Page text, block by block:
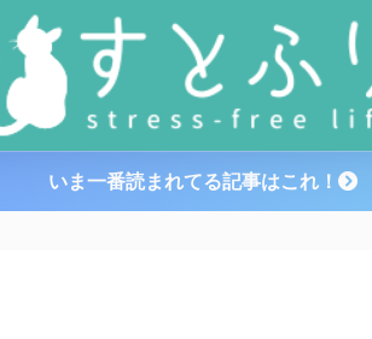
いま一番読まれてる記事はこれ！